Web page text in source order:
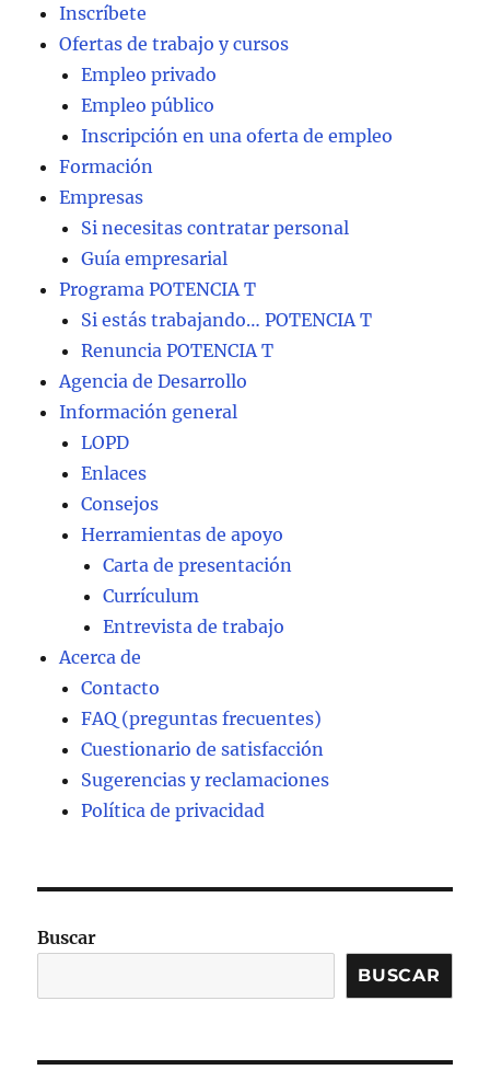
Inscríbete
Ofertas de trabajo y cursos
Empleo privado
Empleo público
Inscripción en una oferta de empleo
Formación
Empresas
Si necesitas contratar personal
Guía empresarial
Programa POTENCIA T
Si estás trabajando… POTENCIA T
Renuncia POTENCIA T
Agencia de Desarrollo
Información general
LOPD
Enlaces
Consejos
Herramientas de apoyo
Carta de presentación
Currículum
Entrevista de trabajo
Acerca de
Contacto
FAQ (preguntas frecuentes)
Cuestionario de satisfacción
Sugerencias y reclamaciones
Política de privacidad
Buscar
BUSCAR